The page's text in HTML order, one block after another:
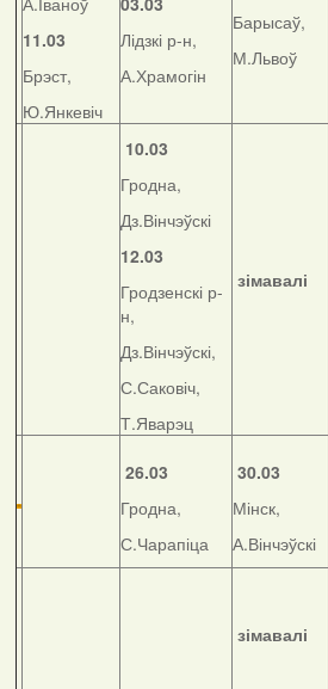
11.03
Брэст,
Ю.Янкевіч
Лідзкі р-н,
А.Храмогін
Барысаў,
М.Львоў
10.03
Гродна,
Дз.Вінчэўскі
12.03
Гродзенскі р-
н,
Дз.Вінчэўскі,
С.Саковіч,
Т.Яварэц
зімавалі
26.03
Гродна,
С.Чарапіца
30.03
Мінск,
А.Вінчэўскі
зімавалі